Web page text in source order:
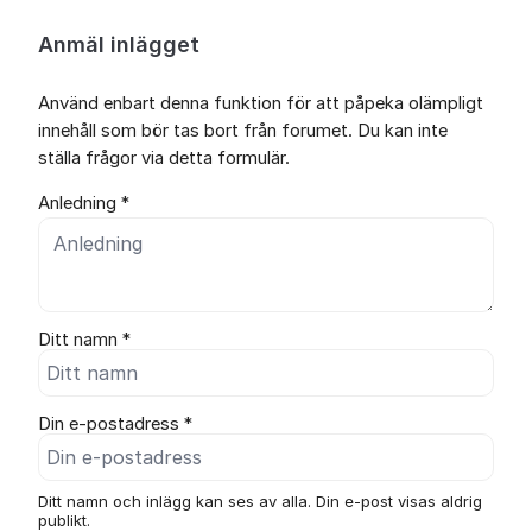
Anmäl inlägget
Använd enbart denna funktion för att påpeka olämpligt
innehåll som bör tas bort från forumet. Du kan inte
ställa frågor via detta formulär.
Anledning *
Ditt namn *
Din e-postadress *
Ditt namn och inlägg kan ses av alla. Din e-post visas aldrig
publikt.